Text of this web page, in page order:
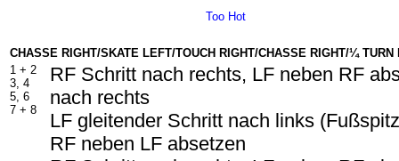
Too Hot
CHASSE RIGHT/SKATE LEFT/TOUCH RIGHT/CHASSE RIGHT/¼ TURN
1 + 2
3, 4
5, 6
7 + 8
RF Schritt nach rechts, LF neben RF
nach rechts
LF gleitender Schritt nach links
RF neben LF absetzen